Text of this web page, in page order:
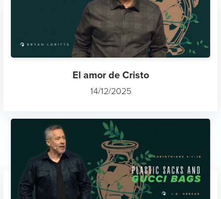
El amor de Cristo
14/12/2025